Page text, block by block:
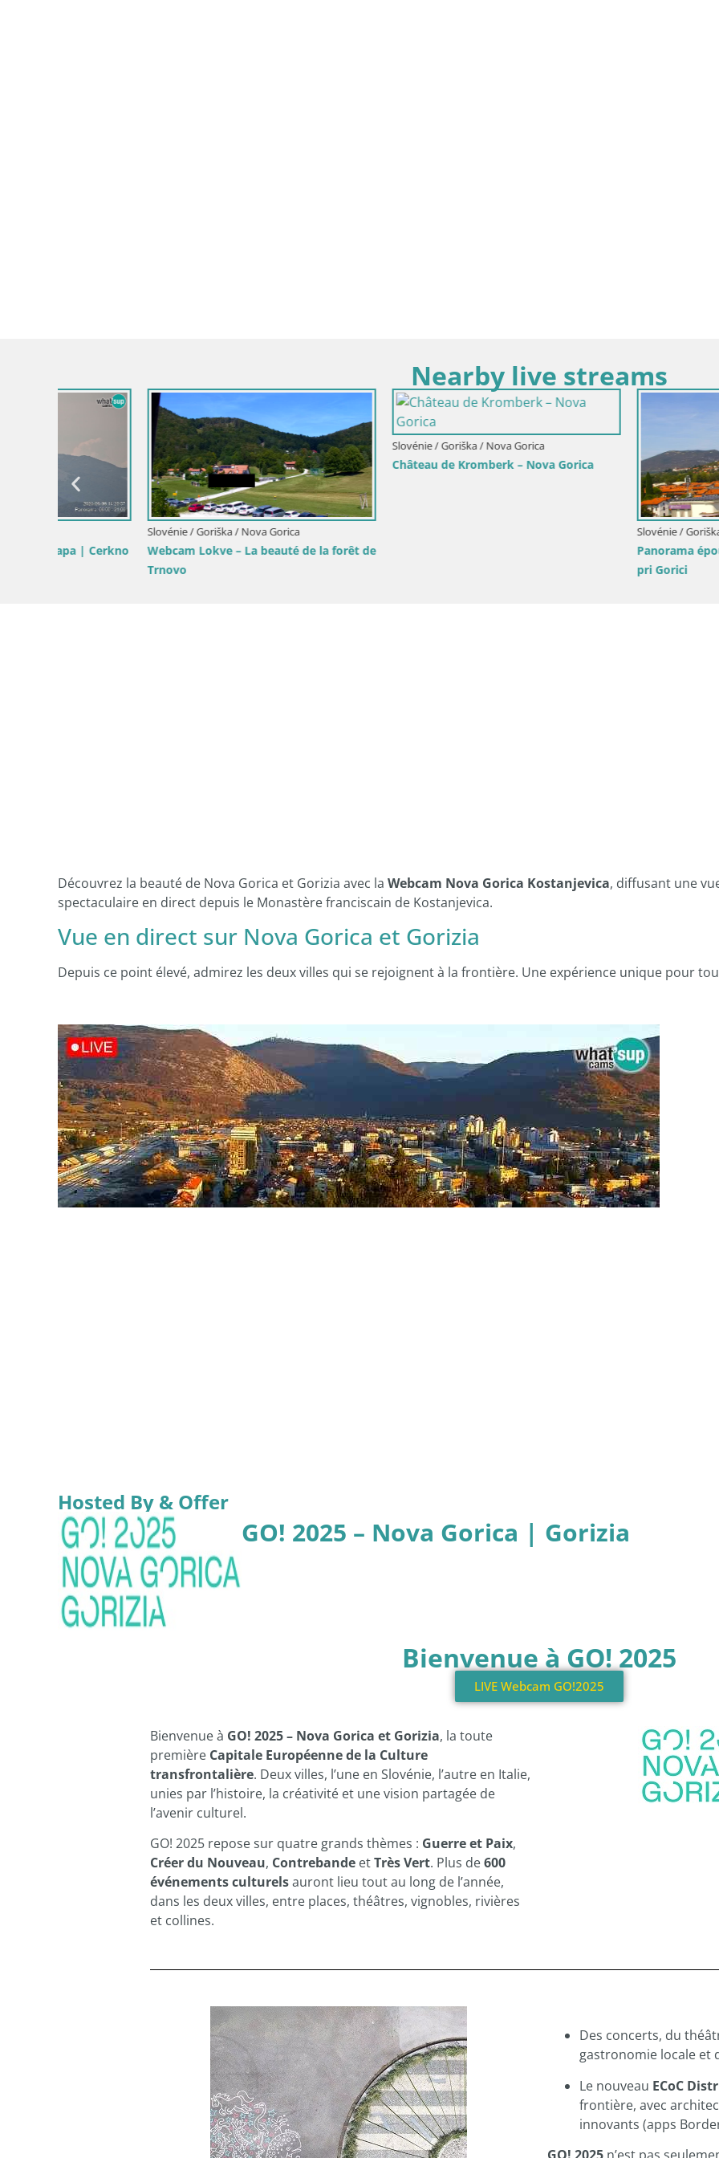
Nearby live streams
Slovénie / Goriška / Šempeter pri Gorici
Panorama époustouflant de Šempeter
Webcam Place de l’Europe Nova Gorica /
Italie / Frioul-Vénétie julienne /
Livecam Transalpina / Place
Nova Gorica | Gorizia
Découvrez la beauté de Nova Gorica et Gorizia avec la Webcam Nova Gorica Kostanjevica, diffusant une
spectaculaire en direct depuis le Monastère franciscain de Kostanjevica.
Vue en direct sur Nova Gorica et Gorizia
Depuis ce point élevé, admirez les deux villes qui se rejoignent à la frontière. Une expérience unique pour
Hosted By & Offer
GO! 2025 – Nova Gorica | Gorizia
Bienvenue à GO! 2025
LIVE Webcam GO!2025
Bienvenue à GO! 2025 – Nova Gorica et Gorizia, la toute
première Capitale Européenne de la Culture
transfrontalière. Deux villes, l’une en Slovénie, l’autre en Italie,
unies par l’histoire, la créativité et une vision partagée de
l’avenir culturel.
GO! 2025 repose sur quatre grands thèmes : Guerre et Paix,
Créer du Nouveau, Contrebande etTrès Vert. Plus de600
événements culturelsauront lieu tout au long de l’année,
dans les deux villes, entre places, théâtres, vignobles, rivières
et collines.
Des concerts, du
gastronomie locale et
Le nouveau ECoC
frontière, avec
innovants (apps